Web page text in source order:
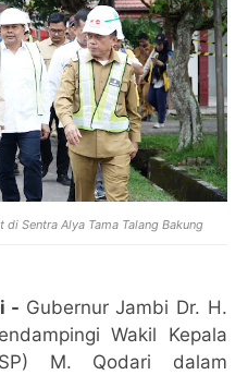
Sentra Alya Tama Talang Bakung
- Gubernur Jambi Dr. H.
Wakil Kepala
M. Qodari dalam